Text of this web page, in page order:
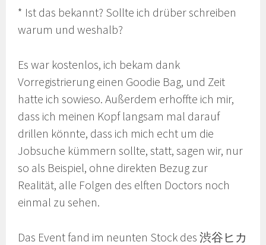
* Ist das bekannt? Sollte ich drüber schreiben
warum und weshalb?
Es war kostenlos, ich bekam dank
Vorregistrierung einen Goodie Bag, und Zeit
hatte ich sowieso. Außerdem erhoffte ich mir,
dass ich meinen Kopf langsam mal darauf
drillen könnte, dass ich mich echt um die
Jobsuche kümmern sollte, statt, sagen wir, nur
so als Beispiel, ohne direkten Bezug zur
Realität, alle Folgen des elften Doctors noch
einmal zu sehen.
Das Event fand im neunten Stock des 渋谷ヒカ